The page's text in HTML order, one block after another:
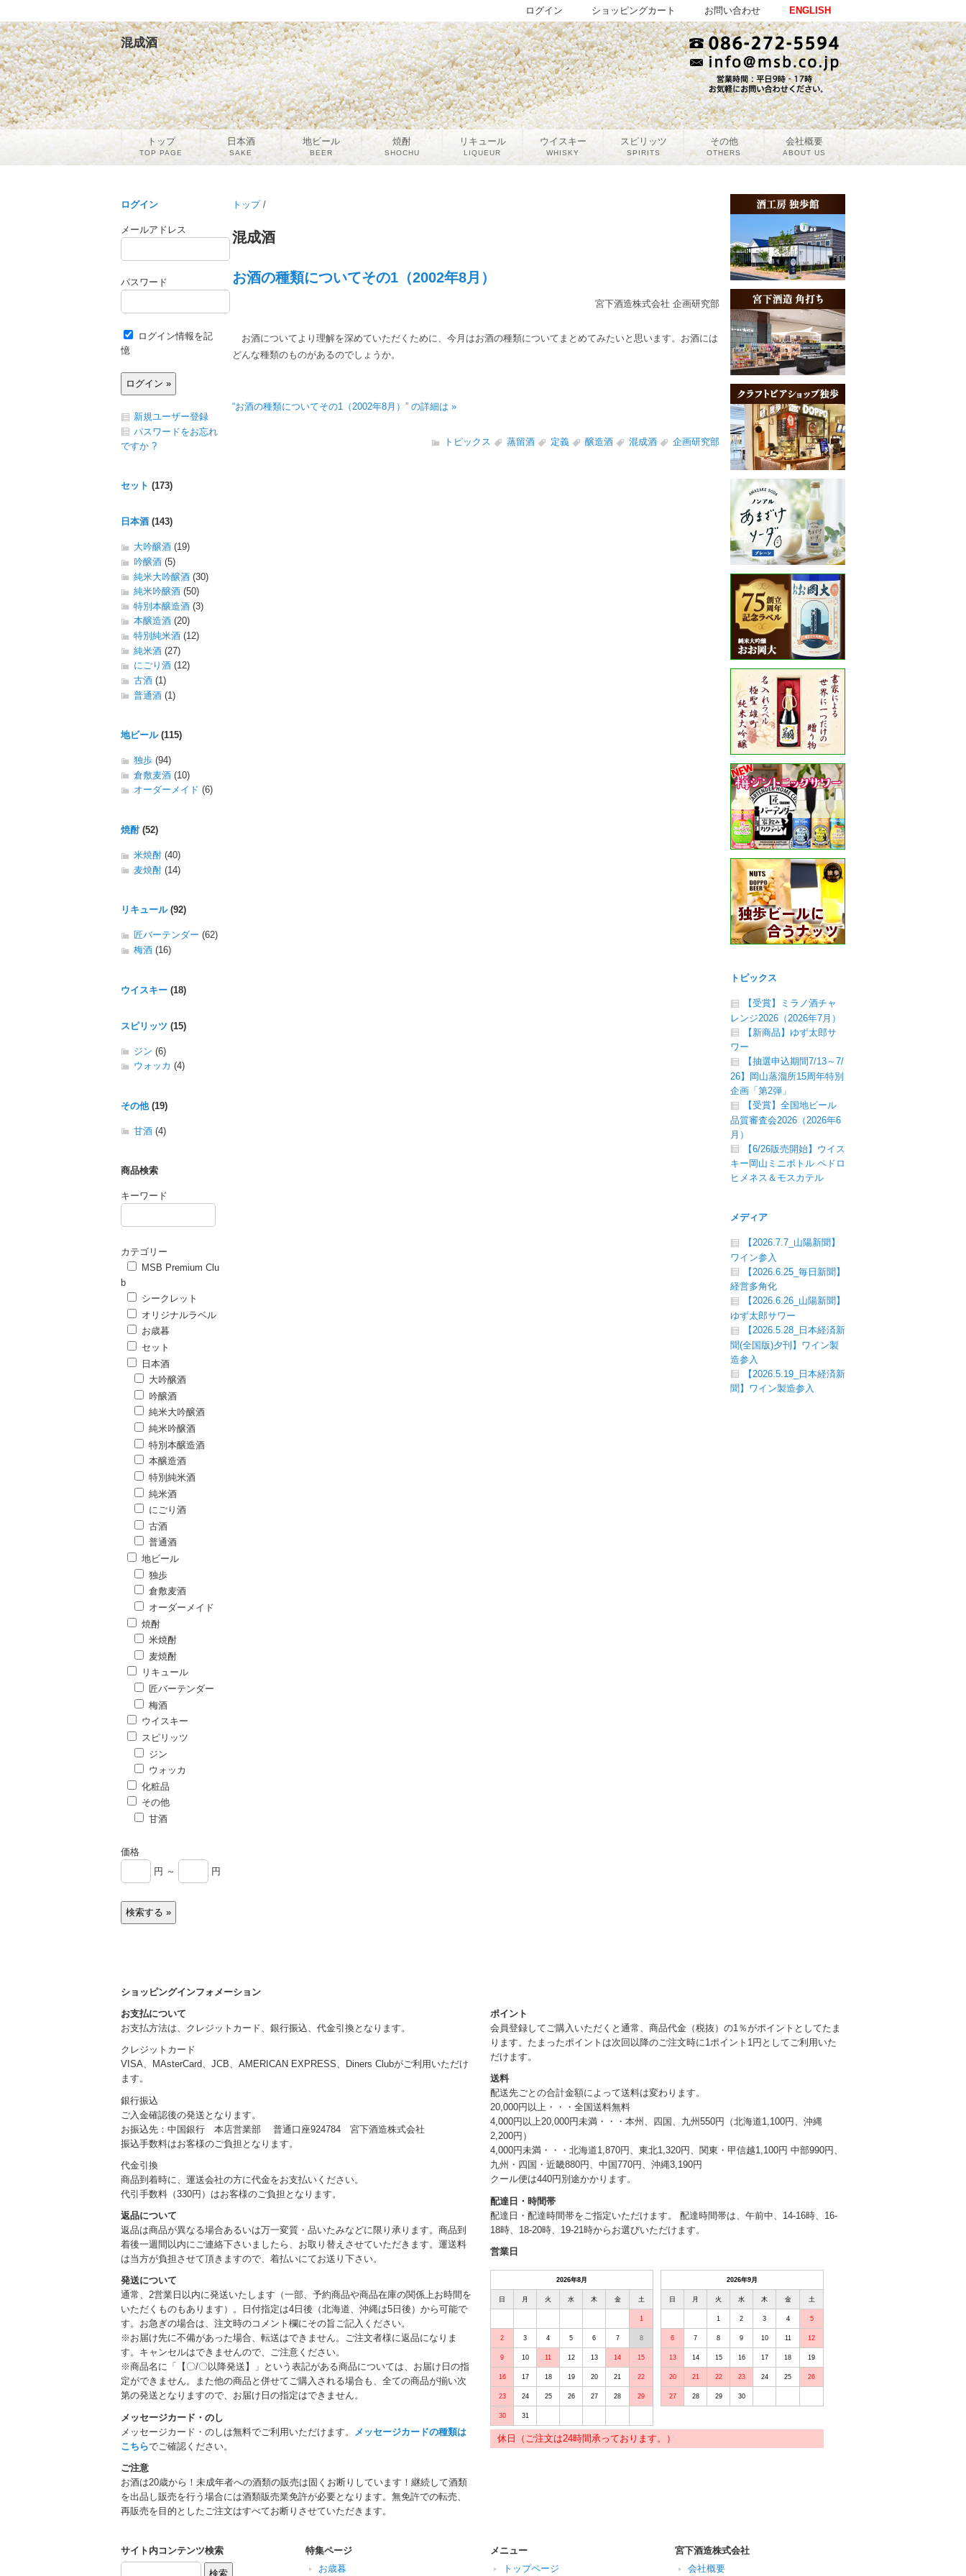
混成酒
トップ/
混成酒
お酒の種類についてその1（2002年8月）
宮下酒造株式会社 企画研究部
お酒についてより理解を深めていただくために、今月はお酒の種類についてまとめてみたいと思います。お酒には
どんな種類のものがあるのでしょうか。
“お酒の種類についてその1（2002年8月）” の詳細は »
トピックス 蒸留酒 定義 醸造酒 混成酒 企画研究部
ログイン
メールアドレス
パスワード
ログイン情報を記
憶
新規ユーザー登録
パスワードをお忘れ
ですか ?
セット (173)
日本酒 (143)
大吟醸酒 (19)
吟醸酒 (5)
純米大吟醸酒 (30)
純米吟醸酒 (50)
特別本醸造酒 (3)
本醸造酒 (20)
特別純米酒 (12)
純米酒 (27)
にごり酒 (12)
古酒 (1)
普通酒 (1)
地ビール(115)
独歩 (94)
倉敷麦酒 (10)
オーダーメイド (6)
焼酎(52)
米焼酎 (40)
麦焼酎 (14)
リキュール(92)
匠バーテンダー (62)
梅酒 (16)
ウイスキー (18)
スピリッツ (15)
ジン (6)
ウォッカ (4)
その他(19)
甘酒 (4)
商品検索
キーワード
カテゴリー
MSB Premium Clu
b
シークレット
オリジナルラベル
お歳暮
セット
日本酒
大吟醸酒
吟醸酒
純米大吟醸酒
純米吟醸酒
特別本醸造酒
本醸造酒
特別純米酒
純米酒
にごり酒
古酒
普通酒
地ビール
独歩
倉敷麦酒
オーダーメイド
焼酎
米焼酎
麦焼酎
リキュール
匠バーテンダー
梅酒
ウイスキー
スピリッツ
ジン
ウォッカ
化粧品
その他
甘酒
価格
円 ～
円
トピックス
【受賞】ミラノ酒チャ
レンジ2026（2026年7月）
【新商品】ゆず太郎サ
ワー
【抽選申込期間7/13～7/
26】岡山蒸溜所15周年特別
企画「第2弾」
【受賞】全国地ビール
品質審査会2026（2026年6
月）
【6/26販売開始】ウイス
キー岡山ミニボトル ペドロ
ヒメネス＆モスカテル
メディア
【2026.7.7_山陽新聞】
ワイン参入
【2026.6.25_毎日新聞】
経営多角化
【2026.6.26_山陽新聞】
ゆず太郎サワー
【2026.5.28_日本経済新
聞(全国版)夕刊】ワイン製
造参入
【2026.5.19_日本経済新
聞】ワイン製造参入
ショッピングインフォメーション
お支払について
お支払方法は、クレジットカード、銀行振込、代金引換となります。
クレジットカード
VISA、MAsterCard、JCB、AMERICAN EXPRESS、Diners Clubがご利用いただけ
ます。
銀行振込
ご入金確認後の発送となります。
お振込先：中国銀行 本店営業部 普通口座924784 宮下酒造株式会社
振込手数料はお客様のご負担となります。
代金引換
商品到着時に、運送会社の方に代金をお支払いください。
代引手数料（330円）はお客様のご負担となります。
返品について
返品は商品が異なる場合あるいは万一変質・品いたみなどに限り承ります。商品到
着後一週間以内にご連絡下さいましたら、お取り替えさせていただきます。運送料
は当方が負担させて頂きますので、着払いにてお送り下さい。
発送について
通常、2営業日以内に発送いたします（一部、予約商品や商品在庫の関係上お時間を
いただくものもあります）。日付指定は4日後（北海道、沖縄は5日後）から可能で
す。お急ぎの場合は、注文時のコメント欄にその旨ご記入ください。
※お届け先に不備があった場合、転送はできません。ご注文者様に返品になりま
す。キャンセルはできませんので、ご注意ください。
※商品名に「【〇/〇以降発送】」という表記がある商品については、お届け日の指
定ができません。また他の商品と併せてご購入される場合も、全ての商品が揃い次
第の発送となりますので、お届け日の指定はできません。
メッセージカード・のし
メッセージカード・のしは無料でご利用いただけます。
メッセージカードの種類は
こちらでご確認ください。
ご注意
お酒は20歳から！未成年者への酒類の販売は固くお断りしています！継続して酒類
を出品し販売を行う場合には酒類販売業免許が必要となります。無免許での転売、
再販売を目的としたご注文はすべてお断りさせていただきます。
ポイント
会員登録してご購入いただくと通常、商品代金（税抜）の1％がポイントとしてたま
ります。たまったポイントは次回以降のご注文時に1ポイント1円としてご利用いた
だけます。
送料
配送先ごとの合計金額によって送料は変わります。
20,000円以上・・・全国送料無料
4,000円以上20,000円未満・・・本州、四国、九州550円（北海道1,100円、沖縄
2,200円）
4,000円未満・・・北海道1,870円、東北1,320円、関東・甲信越1,100円 中部990円、
九州・四国・近畿880円、中国770円、沖縄3,190円
クール便は440円別途かかります。
配達日・時間帯
配達日・配達時間帯をご指定いただけます。 配達時間帯は、午前中、14-16時、16-
18時、18-20時、19-21時からお選びいただけます。
営業日
2026年8月
日 月 火 水 木 金 土
1
2 3 4 5 6 7 8
9 10 11 12 13 14 15
16 17 18 19 20 21 22
23 24 25 26 27 28 29
30 31
2026年9月
日 月 火 水 木 金 土
1 2 3 4 5
6 7 8 9 10 11 12
13 14 15 16 17 18 19
20 21 22 23 24 25 26
27 28 29 30
休日（ご注文は24時間承っております。）
サイト内コンテンツ検索
特集ページ
お歳暮
メニュー
トップページ
宮下酒造株式会社
会社概要
トップ
TOP PAGE
日本酒
SAKE
地ビール
BEER
焼酎
SHOCHU
リキュール
LIQUEUR
ウイスキー
WHISKY
スピリッツ
SPIRITS
その他
OTHERS
会社概要
ABOUT US
ENGLISH
お問い合わせ
ショッピングカート
ログイン